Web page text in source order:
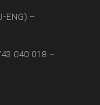
ENG) –
040 018 –